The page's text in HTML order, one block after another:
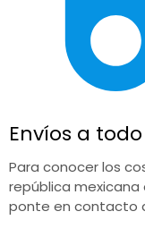
Envíos a
Para conocer los
república mexicana
ponte en contacto